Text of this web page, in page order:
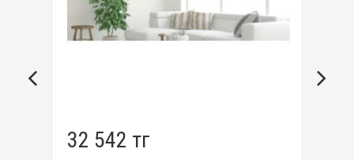
32 542 тг